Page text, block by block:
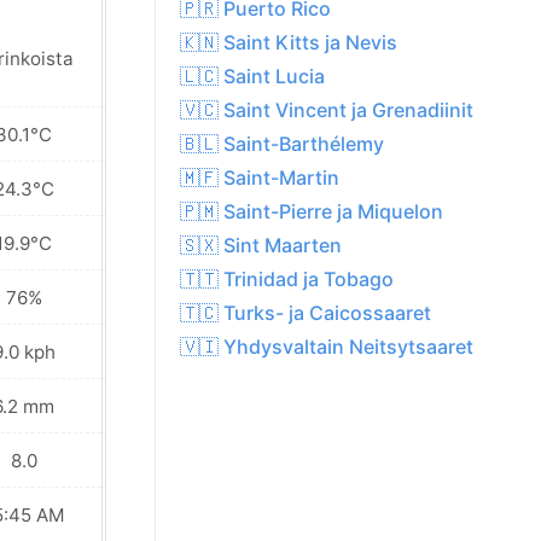
76%
kph
mm
8.0
AM
Aurinkoista
30.5°C
24.5°C
20.3°C
8.6 kph
🇵🇷 Puerto Rico
🇰🇳 Saint Kitts ja Nevis
🇱🇨 Saint Lucia
🇻🇨 Saint Vincent ja Grenadiinit
🇧🇱 Saint-Barthélemy
🇲🇫 Saint-Martin
🇵🇲 Saint-Pierre ja Miquelon
🇸🇽 Sint Maarten
🇹🇹 Trinidad ja Tobago
🇹🇨 Turks- ja Caicossaaret
🇻🇮 Yhdysvaltain Neitsytsaaret